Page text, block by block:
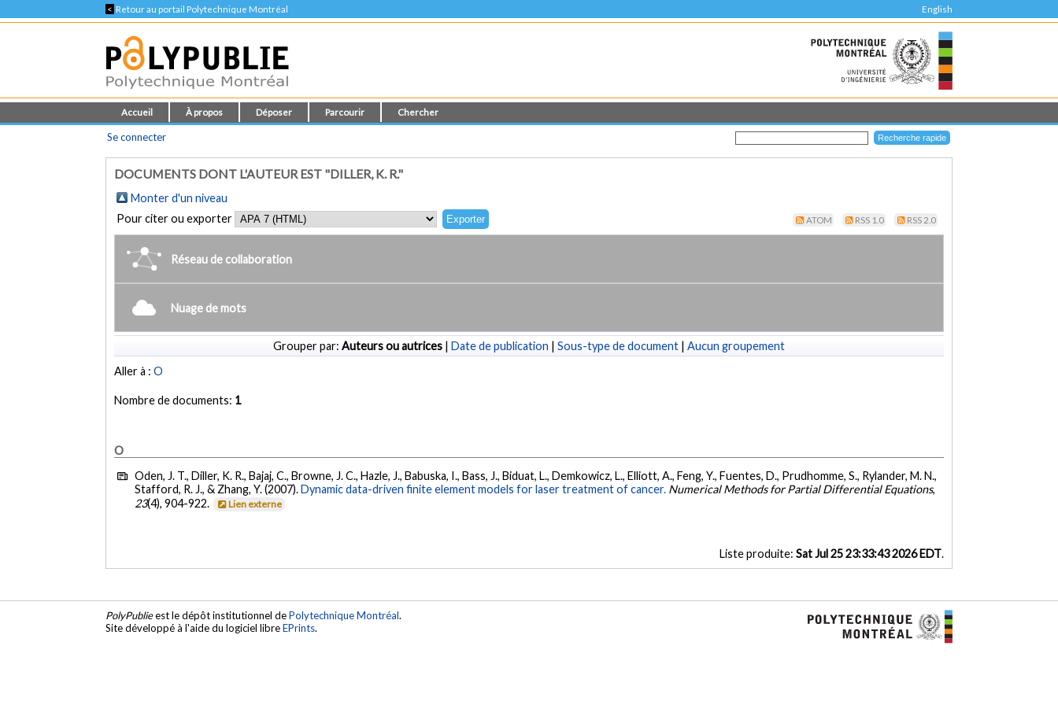
< Retour au portail Polytechnique Montréal English
Accueil À propos Déposer Parcourir Chercher
Se connecter
DOCUMENTS DONT L'AUTEUR EST "DILLER, K. R."
Monter d'un niveau
Pour citer ou exporter
ATOM RSS 1.0 RSS 2.0
Réseau de collaboration
Nuage de mots
Grouper par: Auteurs ou autrices | Date de publication | Sous-type de document | Aucun groupement
Aller à :O
Nombre de documents: 1
O
Oden, J. T., Diller, K. R., Bajaj, C., Browne, J. C., Hazle, J., Babuska, I., Bass, J., Biduat, L., Demkowicz, L., Elliott, A., Feng, Y., Fuentes, D., Prudhomme, S., Rylander, M. N.,
Stafford, R. J., & Zhang, Y. (2007).Dynamic data-driven finite element models for laser treatment of cancer. Numerical Methods for Partial Differential Equations,
23(4), 904-922. Lien externe
Liste produite: Sat Jul 25 23:33:43 2026 EDT.
PolyPublieest le dépôt institutionnel dePolytechnique Montréal.
Site développé à l'aide du logiciel libreEPrints.